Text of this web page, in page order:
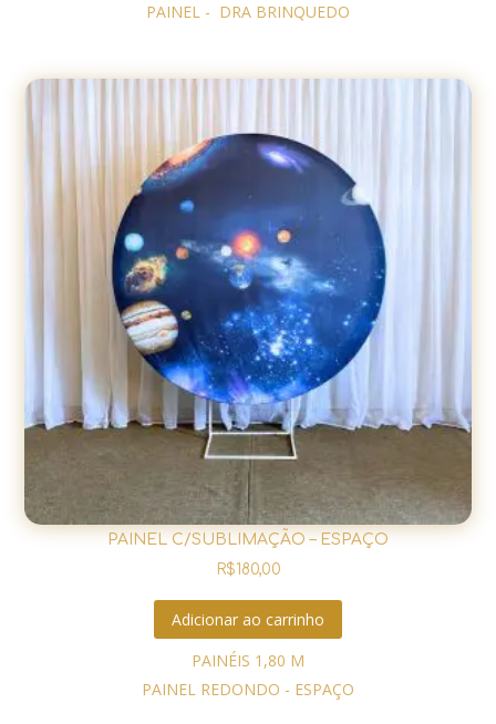
PAINEL - DRA BRINQUEDO
PAINEL C/SUBLIMAÇÃO – ESPAÇO
R$180,00
Adicionar ao carrinho
PAINÉIS 1,80 M
PAINEL REDONDO - ESPAÇO